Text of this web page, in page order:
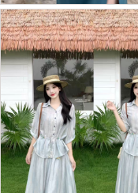
BY29794# 巨好看的穿搭...
Batch Price：￥89